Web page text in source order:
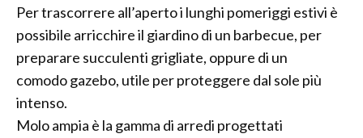
Per trascorrere all’aperto i lunghi pomeriggi estivi è
possibile arricchire il giardino di un barbecue, per
preparare succulenti grigliate, oppure di un
comodo gazebo, utile per proteggere dal sole più
intenso.
Molo ampia è la gamma di arredi progettati